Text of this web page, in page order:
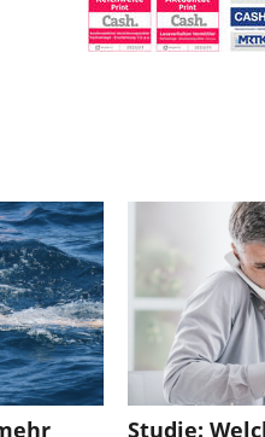
Studie: